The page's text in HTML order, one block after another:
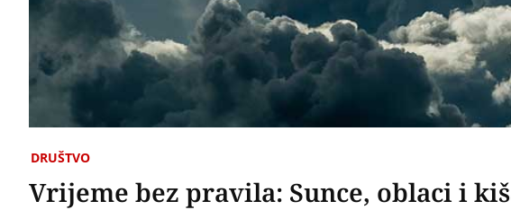
DRUŠTVO
Vrijeme bez pravila: Sunce, oblaci i